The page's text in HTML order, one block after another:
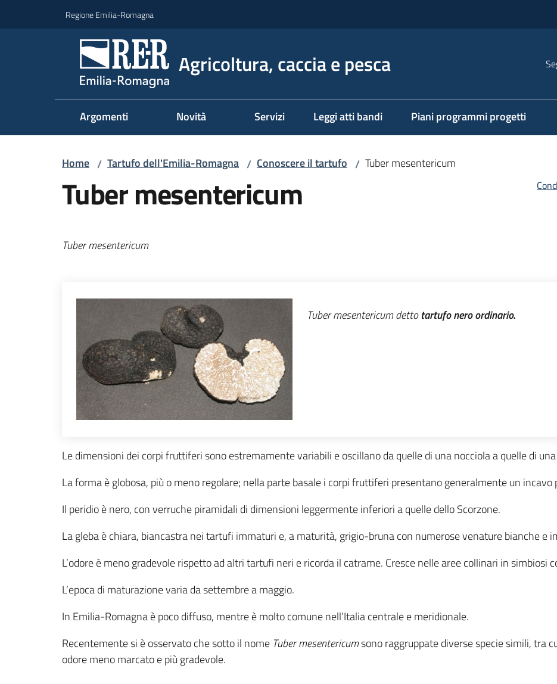
Regione Emilia-Romagna
Agricoltura, caccia e pesca
Argomenti Novità Servizi Leggi atti bandi Piani programmi progetti
Home / Tartufo dell'Emilia-Romagna / Conoscere il tartufo / Tuber mesentericum
Tuber mesentericum
Tuber mesentericum
Tuber mesentericumdettotartufo nero ordinario.
Le dimensioni dei corpi fruttiferi sono estremamente variabili e oscillano da quelle di una nocciola a quelle di
La forma è globosa, più o meno regolare; nella parte basale i corpi fruttiferi presentano generalmente un incavo
Il peridio è nero, con verruche piramidali di dimensioni leggermente inferiori a quelle dello Scorzone.
La gleba è chiara, biancastra nei tartufi immaturi e, a maturità, grigio-bruna con numerose venature bianche e
L’odore è meno gradevole rispetto ad altri tartufi neri e ricorda il catrame. Cresce nelle aree collinari in simbiosi
L’epoca di maturazione varia da settembre a maggio.
In Emilia-Romagna è poco diffuso, mentre è molto comune nell’Italia centrale e meridionale.
Recentemente si è osservato che sotto il nome Tuber mesentericumsono raggruppate diverse specie simili, tra
odore meno marcato e più gradevole.